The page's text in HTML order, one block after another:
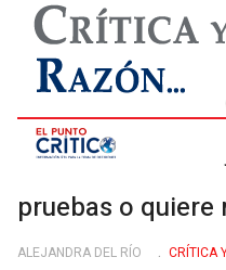
pruebas o
ALEJANDRA DEL RÍO
CRÍTICA